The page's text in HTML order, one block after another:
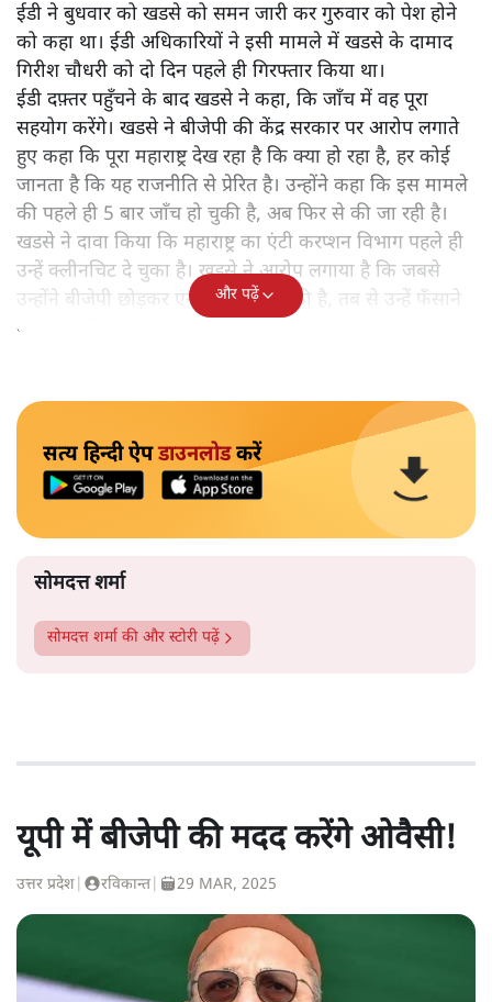
ईडी ने बुधवार को खडसे को समन जारी कर गुरुवार को पेश होने
को कहा था। ईडी अधिकारियों ने इसी मामले में खडसे के दामाद
गिरीश चौधरी को दो दिन पहले ही गिरफ्तार किया था।
ईडी दफ़्तर पहुँचने के बाद खडसे ने कहा, कि जाँच में वह पूरा
सहयोग करेंगे। खडसे ने बीजेपी की केंद्र सरकार पर आरोप लगाते
हुए कहा कि पूरा महाराष्ट्र देख रहा है कि क्या हो रहा है, हर कोई
जानता है कि यह राजनीति से प्रेरित है। उन्होंने कहा कि इस मामले
की पहले ही 5 बार जाँच हो चुकी है, अब फिर से की जा रही है।
खडसे ने दावा किया कि महाराष्ट्र का एंटी करप्शन विभाग पहले ही
उन्हें क्लीनचिट दे चुका है। खडसे ने आरोप लगाया है कि जबसे
उन्होंने बीजेपी छोड़कर एनसीपी ज्वाइन की है, तब से उन्हें फँसाने
का प्रयास किया जा रहा है।
और पढ़ें
सत्य हिन्दी ऐपडाउनलोडकरें
सोमदत्त शर्मा
सोमदत्त शर्मा की और स्टोरी पढ़ें
यूपी में बीजेपी की मदद करेंगे ओवैसी!
उत्तर प्रदेश रविकान्त 29 MAR, 2025